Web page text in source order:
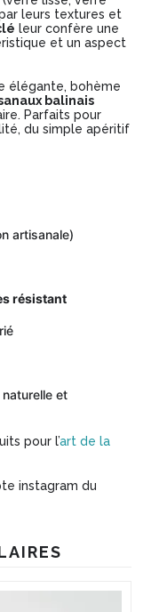
leurs textures et
leur confère une
et un aspect
élégante, bohème
balinais
Parfaits pour
du simple apéritif
artisanale)
résistant
et
pour l’art de la
instagram du